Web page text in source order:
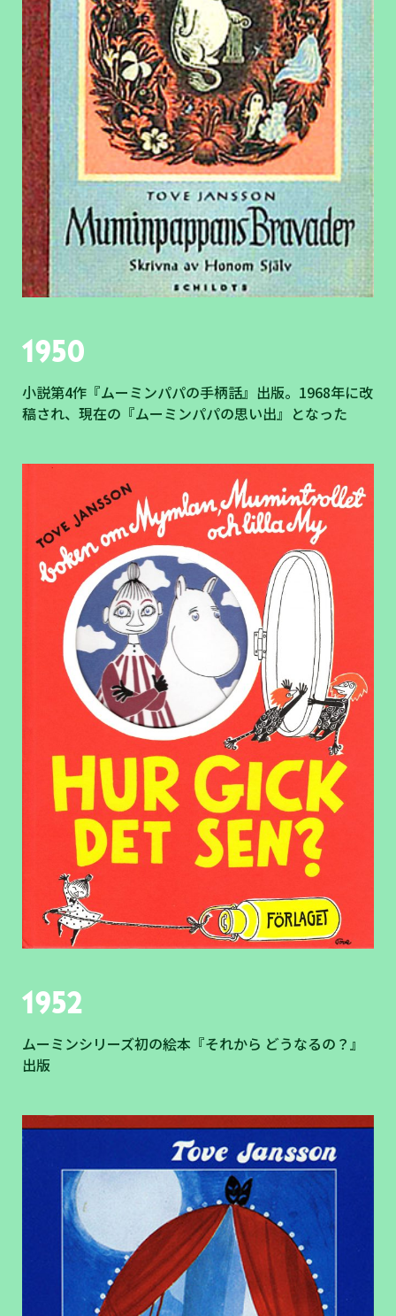
1950
小説第4作『ムーミンパパの手柄話』出版。1968年に改
稿され、現在の『ムーミンパパの思い出』となった
1952
ムーミンシリーズ初の絵本『それから どうなるの？』
出版